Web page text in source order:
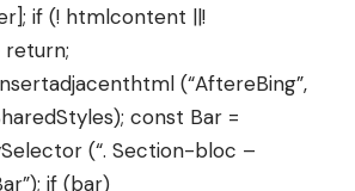
if (! htmlcontent ||!
(“AftereBing”,
const Bar =
(“. Section-bloc –
if (bar)